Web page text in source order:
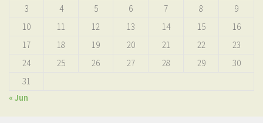
3
4 5 6 7 8
9
10
11 12 13 14 15
16
17
18 19 20 21 22
23
24
25 26 27 28 29
30
31
« Jun